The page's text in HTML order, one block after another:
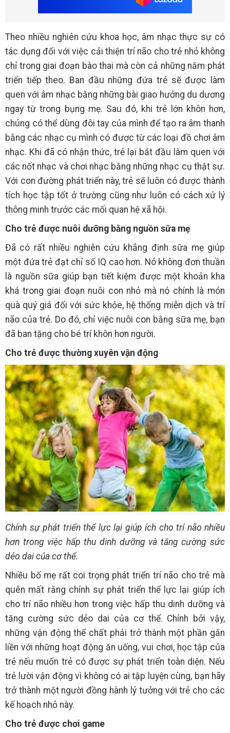
Theo nhiều nghiên cứu khoa học, âm nhạc thực sự có
tác dụng đối với việc cải thiện trí não cho trẻ nhỏ không
chỉ trong giai đoạn bào thai mà còn cả những năm phát
triển tiếp theo. Ban đầu những đứa trẻ sẽ được làm
quen với âm nhạc bằng những bài giao hưởng du dương
ngay từ trong bụng mẹ. Sau đó, khi trẻ lớn khôn hơn,
chúng có thể dùng đôi tay của mình để tạo ra âm thanh
bằng các nhạc cụ mình có được từ các loại đồ chơi âm
nhạc. Khi đã có nhận thức, trẻ lại bắt đầu làm quen với
các nốt nhạc và chơi nhạc bằng những nhạc cụ thật sự.
Với con đường phát triển này, trẻ sẽ luôn có được thành
tích học tập tốt ở trường cũng như luôn có cách xử lý
thông minh trước các mối quan hệ xã hội.
Cho trẻ được nuôi dưỡng bằng nguồn sữa mẹ
Đã có rất nhiều nghiên cứu khẳng định sữa mẹ giúp
một đứa trẻ đạt chỉ số IQ cao hơn. Nó không đơn thuần
là nguồn sữa giúp bạn tiết kiệm được một khoản kha
khá trong giai đoạn nuôi con nhỏ mà nó chính là món
quà quý giá đối với sức khỏe, hệ thống miễn dịch và trí
não của trẻ. Do đó, chỉ việc nuôi con bằng sữa mẹ, bạn
đã ban tặng cho bé trí khôn hơn người.
Cho trẻ được thường xuyên vận động
Chính sự phát triển thể lực lại giúp ích cho trí não nhiều
hơn trong việc hấp thu dinh dưỡng và tăng cường sức
dẻo dai của cơ thể.
Nhiều bố mẹ rất coi trọng phát triển trí não cho trẻ mà
quên mất rằng chính sự phát triển thể lực lại giúp ích
cho trí não nhiều hơn trong việc hấp thu dinh dưỡng và
tăng cường sức dẻo dai của cơ thể. Chính bởi vậy,
những vận động thể chất phải trở thành một phần gắn
liền với những hoạt động ăn uống, vui chơi, học tập của
trẻ nếu muốn trẻ có được sự phát triển toàn diện. Nếu
trẻ lười vận động vì không có ai tập luyện cùng, bạn hãy
trở thành một người đồng hành lý tưởng với trẻ cho các
kế hoạch nhỏ này.
Cho trẻ được chơi game